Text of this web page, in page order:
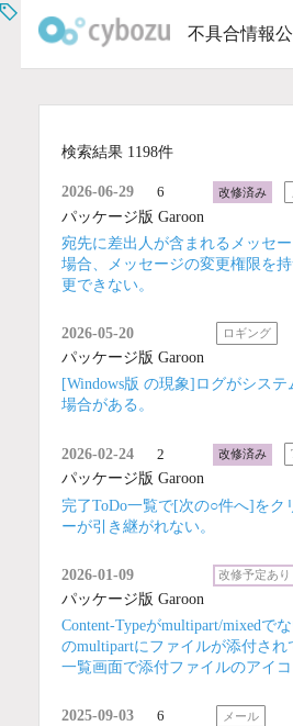
不具合情報
検索結果 1198件
2026-06-29 6 改修済み
パッケージ版 Garoon
宛先に差出人が含まれるメッセ
場合、メッセージの変更権限を
更できない。
2026-05-20 ロギング
パッケージ版 Garoon
[Windows版 の現象]ログがシス
場合がある。
2026-02-24 2 改修済み
パッケージ版 Garoon
完了ToDo一覧で[次の○件へ]をク
ーが引き継がれない。
2026-01-09 改修予定あり
パッケージ版 Garoon
Content-Typeがmultipart/mixedで
のmultipartにファイルが添付さ
一覧画面で添付ファイルのアイコ
2025-09-03 6 メール